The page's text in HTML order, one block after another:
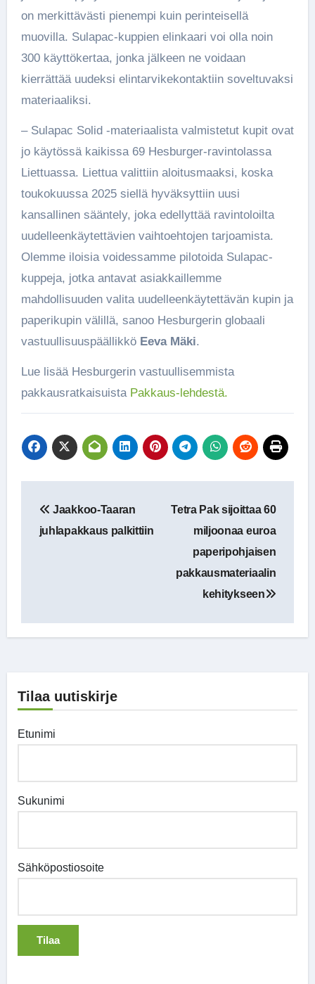
on merkittävästi pienempi kuin perinteisellä
muovilla. Sulapac-kuppien elinkaari voi olla noin
300 käyttökertaa, jonka jälkeen ne voidaan
kierrättää uudeksi elintarvikekontaktiin soveltuvaksi
materiaaliksi.
– Sulapac Solid -materiaalista valmistetut kupit ovat
jo käytössä kaikissa 69 Hesburger-ravintolassa
Liettuassa. Liettua valittiin aloitusmaaksi, koska
toukokuussa 2025 siellä hyväksyttiin uusi
kansallinen sääntely, joka edellyttää ravintoloilta
uudelleenkäytettävien vaihtoehtojen tarjoamista.
Olemme iloisia voidessamme pilotoida Sulapac-
kuppeja, jotka antavat asiakkaillemme
mahdollisuuden valita uudelleenkäytettävän kupin ja
paperikupin välillä, sanoo Hesburgerin globaali
vastuullisuuspäällikkö Eeva Mäki.
Lue lisää Hesburgerin vastuullisemmista
pakkausratkaisuista Pakkaus-lehdestä.
selaus
Jaakkoo-Taaran
juhlapakkaus palkittiin
Tetra Pak sijoittaa 60
miljoonaa euroa
paperipohjaisen
pakkausmateriaalin
kehitykseen
Tilaa uutiskirje
Etunimi
Sukunimi
Sähköpostiosoite